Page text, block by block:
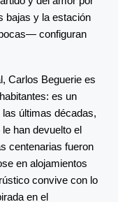
bajas y la estación
configuran
Carlos Beguerie es
es un
últimas décadas,
han devuelto el
centenarias fueron
en alojamientos
convive con lo
en el